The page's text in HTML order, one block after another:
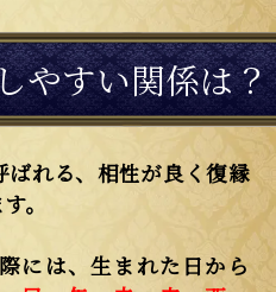
やすい関係は？
ばれる、相性が良く復縁
。
には、生まれた日から